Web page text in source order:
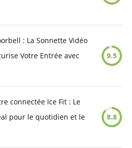
: La Sonnette Vidéo
Votre Entrée avec
9.5
connectée Ice Fit : Le
pour le quotidien et le
8.8